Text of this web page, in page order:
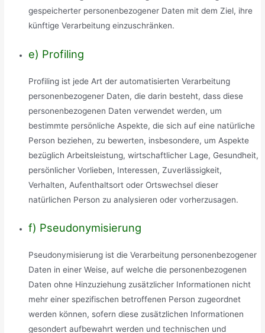
gespeicherter personenbezogener Daten mit dem Ziel, ihre
künftige Verarbeitung einzuschränken.
e) Profiling
Profiling ist jede Art der automatisierten Verarbeitung
personenbezogener Daten, die darin besteht, dass diese
personenbezogenen Daten verwendet werden, um
bestimmte persönliche Aspekte, die sich auf eine natürliche
Person beziehen, zu bewerten, insbesondere, um Aspekte
bezüglich Arbeitsleistung, wirtschaftlicher Lage, Gesundheit,
persönlicher Vorlieben, Interessen, Zuverlässigkeit,
Verhalten, Aufenthaltsort oder Ortswechsel dieser
natürlichen Person zu analysieren oder vorherzusagen.
f) Pseudonymisierung
Pseudonymisierung ist die Verarbeitung personenbezogener
Daten in einer Weise, auf welche die personenbezogenen
Daten ohne Hinzuziehung zusätzlicher Informationen nicht
mehr einer spezifischen betroffenen Person zugeordnet
werden können, sofern diese zusätzlichen Informationen
gesondert aufbewahrt werden und technischen und